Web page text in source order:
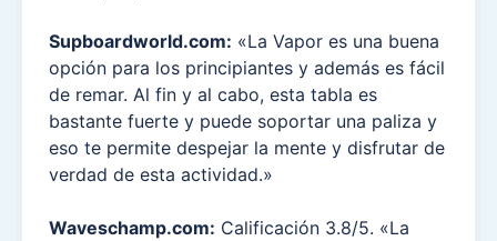
Supboardworld.com: «La Vapor es una buena
opción para los principiantes y además es fácil
de remar. Al fin y al cabo, esta tabla es
bastante fuerte y puede soportar una paliza y
eso te permite despejar la mente y disfrutar de
verdad de esta actividad.»
Waveschamp.com: Calificación 3.8/5. «La